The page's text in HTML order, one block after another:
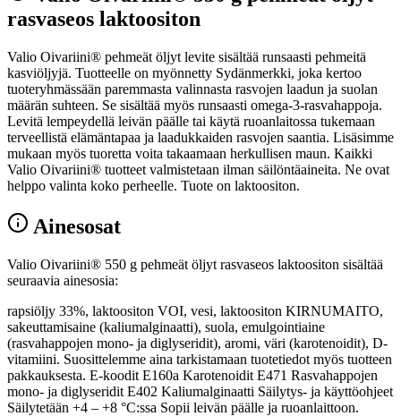
rasvaseos laktoositon
Valio Oivariini® pehmeät öljyt levite sisältää runsaasti pehmeitä
kasviöljyjä. Tuotteelle on myönnetty Sydänmerkki, joka kertoo
tuoteryhmässään paremmasta valinnasta rasvojen laadun ja suolan
määrän suhteen. Se sisältää myös runsaasti omega-3-rasvahappoja.
Levitä lempeydellä leivän päälle tai käytä ruoanlaitossa tukemaan
terveellistä elämäntapaa ja laadukkaiden rasvojen saantia. Lisäsimme
mukaan myös tuoretta voita takaamaan herkullisen maun. Kaikki
Valio Oivariini® tuotteet valmistetaan ilman säilöntäaineita. Ne ovat
helppo valinta koko perheelle. Tuote on laktoositon.
Ainesosat
Valio Oivariini® 550 g pehmeät öljyt rasvaseos laktoositon sisältää
seuraavia ainesosia:
rapsiöljy 33%, laktoositon VOI, vesi, laktoositon KIRNUMAITO,
sakeuttamisaine (kaliumalginaatti), suola, emulgointiaine
(rasvahappojen mono- ja diglyseridit), aromi, väri (karotenoidit), D-
vitamiini. Suosittelemme aina tarkistamaan tuotetiedot myös tuotteen
pakkauksesta. E-koodit E160a Karotenoidit E471 Rasvahappojen
mono- ja diglyseridit E402 Kaliumalginaatti Säilytys- ja käyttöohjeet
Säilytetään +4 – +8 °C:ssa Sopii leivän päälle ja ruoanlaittoon.